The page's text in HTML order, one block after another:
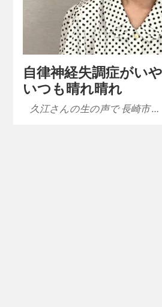
自律神経失調症がい
いつも晴れ晴れ
久江さんの生の声で 長崎市 …